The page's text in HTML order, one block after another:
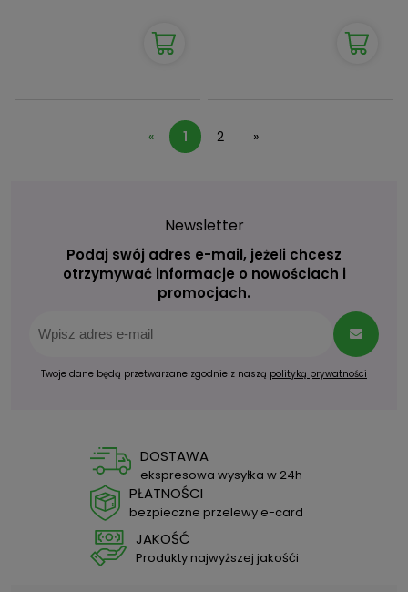
« 1 2 »
Newsletter
Podaj swój adres e-mail, jeżeli chcesz
otrzymywać informacje o nowościach i
promocjach.
Twoje dane będą przetwarzane zgodnie z naszą polityką prywatności
DOSTAWA
ekspresowa wysyłka w 24h
PŁATNOŚCI
bezpieczne przelewy e-card
JAKOŚĆ
Produkty najwyższej jakośći